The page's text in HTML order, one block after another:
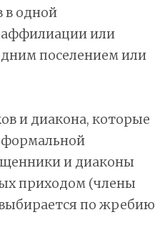
в одной
аффилиации или
поселением или
и диакона, которые
формальной
и диаконы
приходом (члены
по жребию